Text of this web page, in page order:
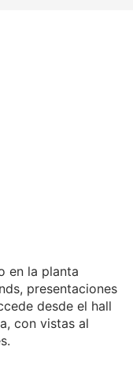
en la planta
presentaciones
desde el hall
con vistas al